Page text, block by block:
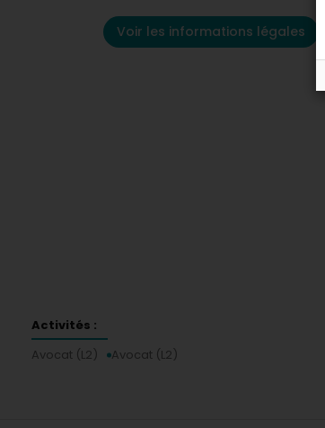
Voir les informations légales
Activités :
Avocat (L2)
Avocat (L2)